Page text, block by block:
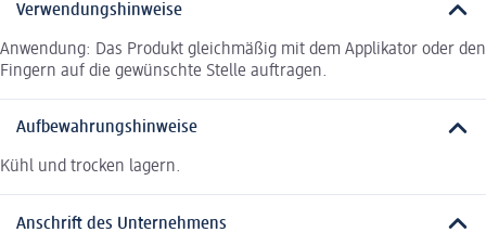
Verwendungshinweise
Anwendung: Das Produkt gleichmäßig mit dem Applikator oder den
Fingern auf die gewünschte Stelle auftragen.
Aufbewahrungshinweise
Kühl und trocken lagern.
Anschrift des Unternehmens